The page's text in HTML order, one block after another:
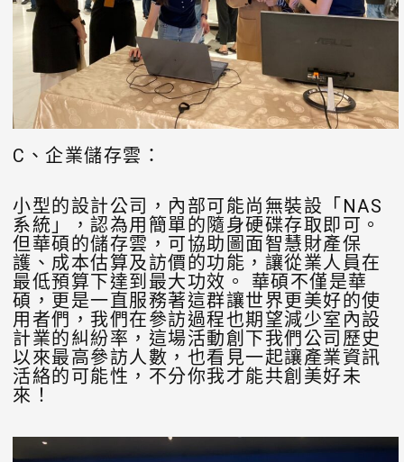
C、企業儲存雲：
小型的設計公司，內部可能尚無裝設「NAS
系統」，認為用簡單的隨身硬碟存取即可。
但華碩的儲存雲，可協助圖面智慧財產保
護、成本估算及訪價的功能，讓從業人員在
最低預算下達到最大功效。 華碩不僅是華
碩，更是一直服務著這群讓世界更美好的使
用者們，我們在參訪過程也期望減少室內設
計業的糾紛率，這場活動創下我們公司歷史
以來最高參訪人數，也看見一起讓產業資訊
活絡的可能性，不分你我才能共創美好未
來！